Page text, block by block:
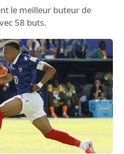
le meilleur buteur de
58 buts.